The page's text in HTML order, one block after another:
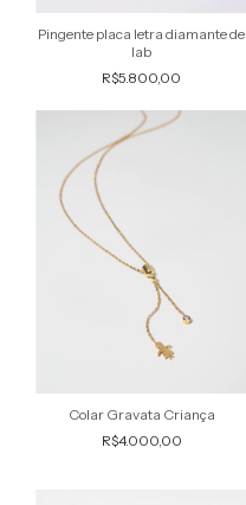
Pingente placa letra diamante de
lab
R$5.800,00
Colar Gravata Criança
R$4.000,00